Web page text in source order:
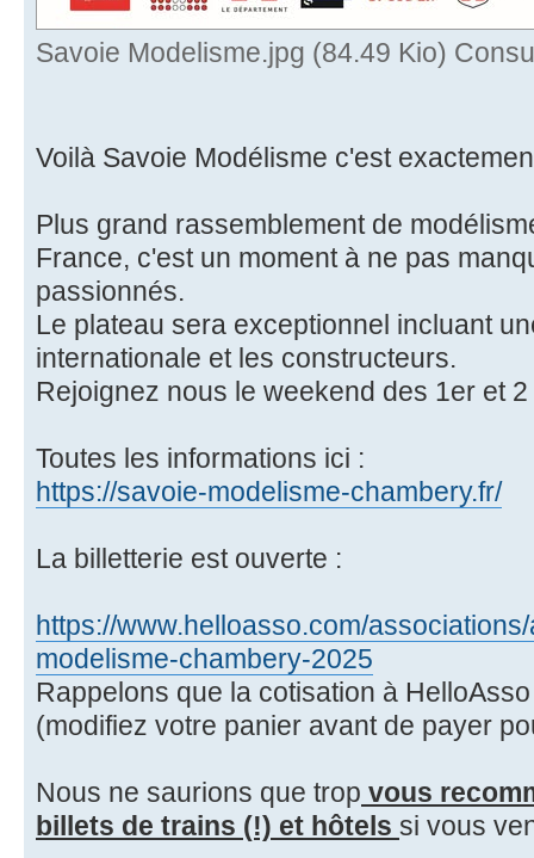
Savoie Modelisme.jpg (84.49 Kio)
Voilà Savoie Modélisme c'est
Plus grand rassemblement de
France, c'est un moment à ne pas
passionnés.
Le plateau sera exceptionnel incluant
internationale et les constructeurs.
Rejoignez nous le weekend des 1er et
Toutes les informations ici :
https://savoie-modelisme-chambery.fr/
La billetterie est ouverte :
https://www.helloasso.com/
modelisme-chambery-2025
Rappelons que la cotisation à
(modifiez votre panier avant de payer
Nous ne saurions que trop vous
billets de trains (!) et hôtels si vous